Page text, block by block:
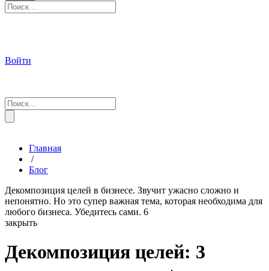
Войти
Главная
/
Блог
Декомпозиция целей в бизнесе. Звучит ужасно сложно и
непонятно. Но это супер важная тема, которая необходима для
любого бизнеса. Убедитесь сами. 6
закрыть
Декомпозиция целей: 3